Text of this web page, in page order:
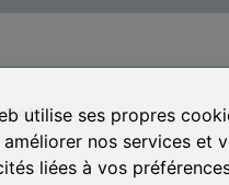
CANutilise ses propres
nos services et
liées à vos